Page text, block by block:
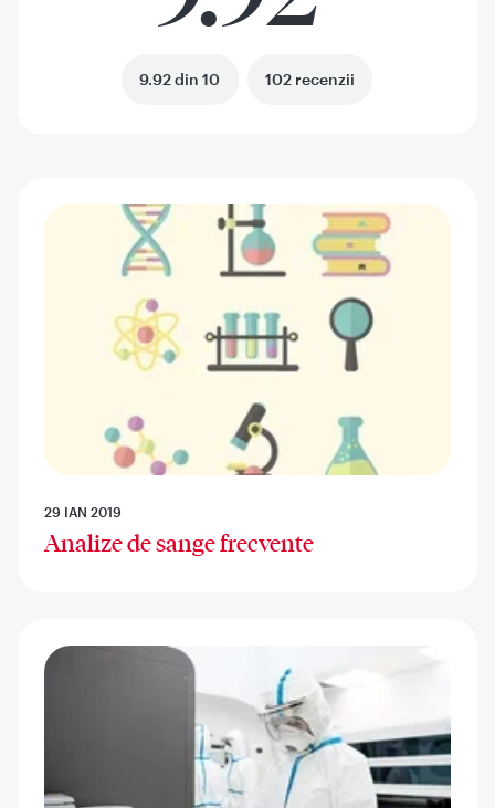
9.92 din 10 102 recenzii
29 IAN 2019
Analize de sange frecvente